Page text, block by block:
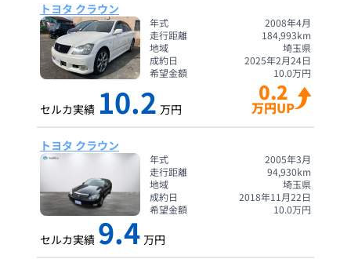
トヨタ クラウン
年式
2008年4月
走行距離
184,993km
地域
埼玉県
成約日
2025年2月24日
希望金額
10.0万円
セルカ実績 10.2 万円
0.2
万円UP
トヨタ クラウン
年式
2005年3月
走行距離
94,930km
地域
埼玉県
成約日
2018年11月22日
希望金額
10.0万円
セルカ実績 9.4 万円